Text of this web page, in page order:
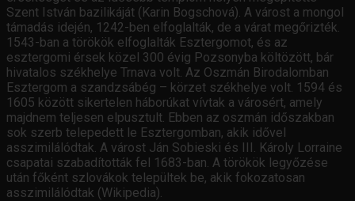
Szent István bazilikáját (Karin Bogschová). A várost a mongol
támadás idején, 1242-ben elfoglalták, de a várat megőrizték.
1543-ban a törökök elfoglalták Esztergomot, és az
esztergomi érsek közel 300 évig Pozsonyba költözött, bár
hivatalos székhelye Trnava volt. Az Oszmán Birodalomban
Esztergom a szandzsábég – körzet székhelye volt. 1594 és
1605 között sikertelen háborúkat vívtak a városért, amely
majdnem teljesen elpusztult. Ebben az oszmán időszakban
sok szerb telepedett le Esztergomban, akik idővel
asszimilálódtak. A várost Ján Sobieski és III. Károly Lorraine
csapatai szabadították fel 1683-ban. A törökök legyőzése
után főként szlovákok települtek be, akik fokozatosan
asszimilálódtak (Wikipedia).